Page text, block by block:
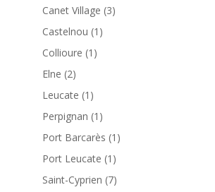
Canet Village (3)
Castelnou (1)
Collioure (1)
Elne (2)
Leucate (1)
Perpignan (1)
Port Barcarès (1)
Port Leucate (1)
Saint-Cyprien (7)